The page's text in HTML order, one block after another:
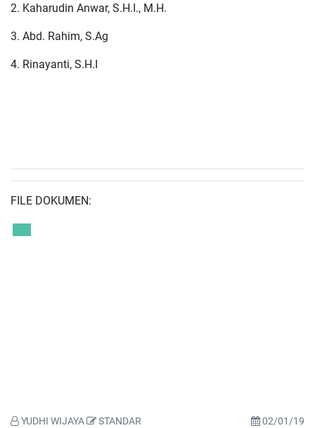
2. Kaharudin Anwar, S.H.I., M.H.
3. Abd. Rahim, S.Ag
4. Rinayanti, S.H.I
FILE DOKUMEN:
YUDHI WIJAYA STANDAR
02/01/19